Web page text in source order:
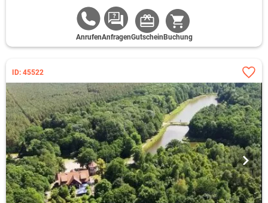
AnrufenAnfragenGutschein Buchung
ID: 45522